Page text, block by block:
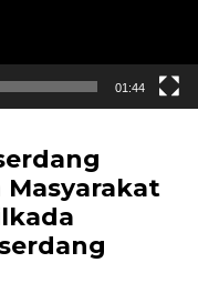
01:44